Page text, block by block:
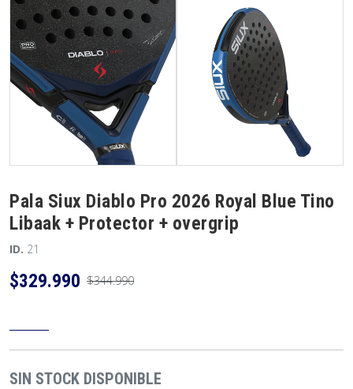
Pala Siux Diablo Pro 2026 Royal Blue Tino
Libaak + Protector + overgrip
ID. 21
$329.990 $344.990
SIN STOCK DISPONIBLE